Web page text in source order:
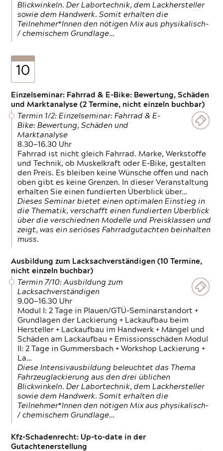
Blickwinkeln. Der Labortechnik, dem Lackhersteller
sowie dem Handwerk. Somit erhalten die
Teilnehmer*Innen den nötigen Mix aus physikalisch-
/ chemischem Grundlage…
10
Einzelseminar: Fahrrad & E-Bike: Bewertung, Schäden
und Marktanalyse (2 Termine, nicht einzeln buchbar)
Termin 1/2: Einzelseminar: Fahrrad & E-
Bike: Bewertung, Schäden und
Marktanalyse
8.30—16.30 Uhr
Fahrrad ist nicht gleich Fahrrad. Marke, Werkstoffe
und Technik, ob Muskelkraft oder E-Bike, gestalten
den Preis. Es bleiben keine Wünsche offen und nach
oben gibt es keine Grenzen. In dieser Veranstaltung
erhalten Sie einen fundierten Überblick über…
Dieses Seminar bietet einen optimalen Einstieg in
die Thematik, verschafft einen fundierten Überblick
über die verschiednen Modelle und Preisklassen und
zeigt, was ein seriöses Fahrradgutachten beinhalten
muss.
Ausbildung zum Lacksachverständigen (10 Termine,
nicht einzeln buchbar)
Termin 7/10: Ausbildung zum
Lacksachverständigen
9.00—16.30 Uhr
Modul I: 2 Tage in Plauen/GTÜ-Seminarstandort +
Grundlagen der Lackierung + Lackaufbau beim
Hersteller + Lackaufbau im Handwerk + Mängel und
Schäden am Lackaufbau + Emissionsschäden Modul
II: 2 Tage in Gummersbach + Workshop Lackierung +
La…
Diese Intensivausbildung beleuchtet das Thema
Fahrzeuglackierung aus den drei üblichen
Blickwinkeln. Der Labortechnik, dem Lackhersteller
sowie dem Handwerk. Somit erhalten die
Teilnehmer*Innen den nötigen Mix aus physikalisch-
/ chemischem Grundlage…
Kfz-Schadenrecht: Up-to-date in der
Gutachtenerstellung